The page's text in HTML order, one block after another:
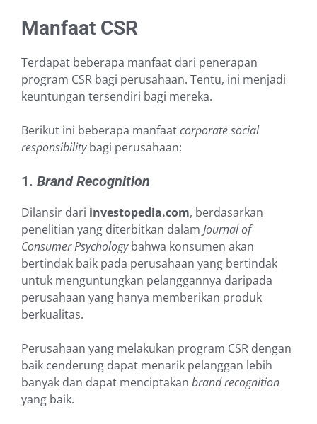
Manfaat CSR
Terdapat beberapa manfaat dari penerapan
program CSR bagi perusahaan. Tentu, ini menjadi
keuntungan tersendiri bagi mereka.
Berikut ini beberapa manfaatcorporate social
responsibilitybagi perusahaan:
1. Brand Recognition
Dilansir dari investopedia.com, berdasarkan
penelitian yang diterbitkan dalam Journal of
Consumer Psychologybahwa konsumen akan
bertindak baik pada perusahaan yang bertindak
untuk menguntungkan pelanggannya daripada
perusahaan yang hanya memberikan produk
berkualitas.
Perusahaan yang melakukan program CSR dengan
baik cenderung dapat menarik pelanggan lebih
banyak dan dapat menciptakan brand recognition
yang baik.